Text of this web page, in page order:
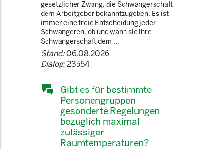
gesetzlicher Zwang, die Schwangerschaft
dem Arbeitgeber bekanntzugeben. Es ist
immer eine freie Entscheidung jeder
Schwangeren, ob und wann sie ihre
Schwangerschaft dem ...
Stand:06.08.2026
Dialog:23554
Gibt es für bestimmte
Personengruppen
gesonderte Regelungen
bezüglich maximal
zulässiger
Raumtemperaturen?